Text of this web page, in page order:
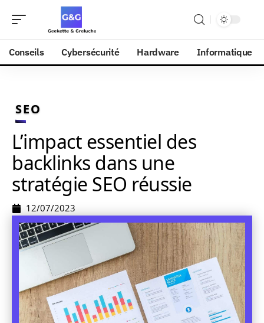
Conseils Cybersécurité Hardware Informatique
SEO
L’impact essentiel des
backlinks dans une
stratégie SEO réussie
12/07/2023